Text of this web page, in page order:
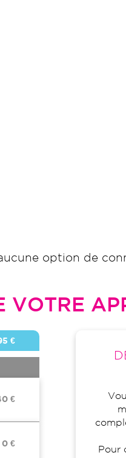
option de
VOTRE
€
€
0 €
Pour